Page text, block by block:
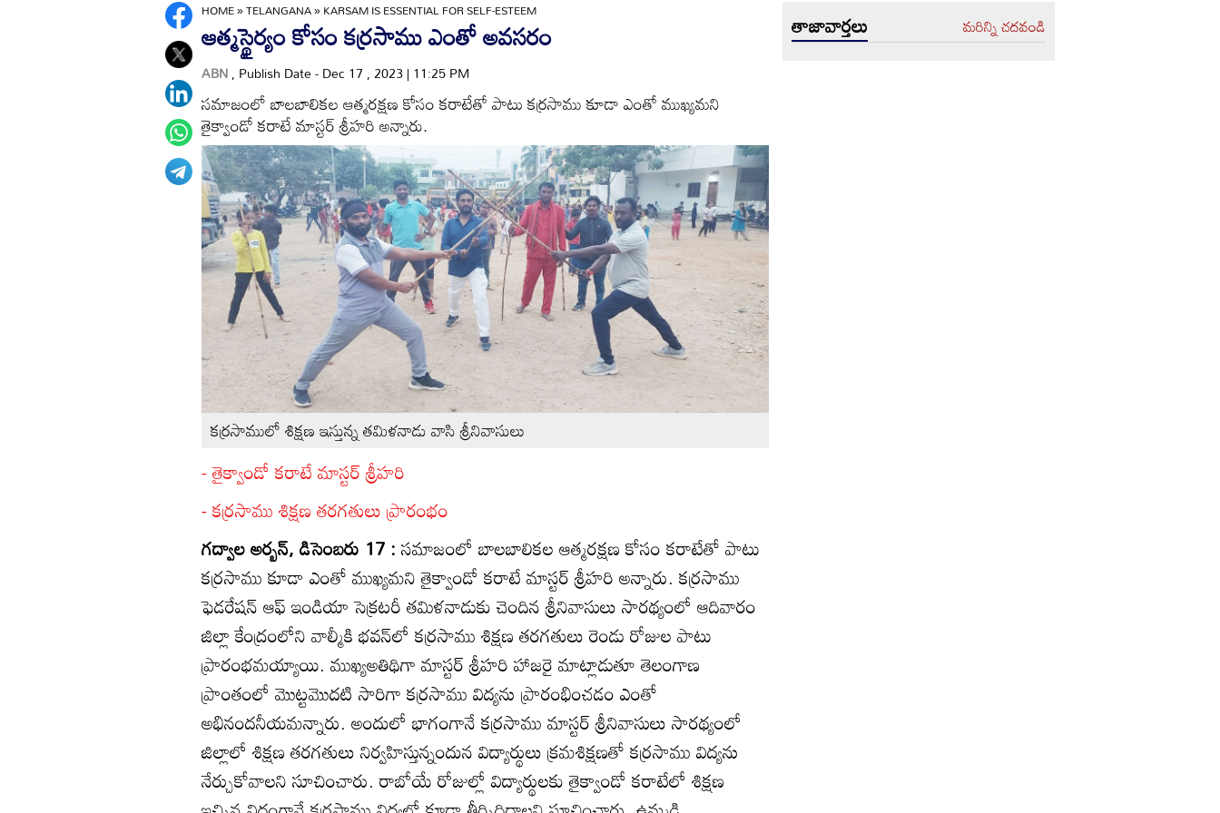
HOME»TELANGANA»KARSAM IS ESSENTIAL FOR SELF-ESTEEM
ఆత్మస్థైర్యం కోసం కర్రసాము ఎంతో అవసరం
ABN, Publish Date - Dec 17 , 2023 | 11:25 PM
సమాజంలో బాలబాలికల ఆత్మరక్షణ కోసం కరాటేతో పాటు కర్రసాము కూడా ఎంతో ముఖ్యమని
తైక్వాండో కరాటే మాస్టర్‌ శ్రీహరి అన్నారు.
కర్రసాములో శిక్షణ ఇస్తున్న తమిళనాడు వాసి శ్రీనివాసులు
- తైక్వాండో కరాటే మాస్టర్‌ శ్రీహరి
- కర్రసాము శిక్షణ తరగతులు ప్రారంభం
గద్వాల అర్బన్‌, డిసెంబరు 17 :సమాజంలో బాలబాలికల ఆత్మరక్షణ కోసం కరాటేతో పాటు
కర్రసాము కూడా ఎంతో ముఖ్యమని తైక్వాండో కరాటే మాస్టర్‌ శ్రీహరి అన్నారు. కర్రసాము
ఫెడరేషన్‌ ఆఫ్‌ ఇండియా సెక్రటరీ తమిళనాడుకు చెందిన శ్రీనివాసులు సారథ్యంలో ఆదివారం
జిల్లా కేంద్రంలోని వాల్మీకి భవన్‌లో కర్రసాము శిక్షణ తరగతులు రెండు రోజుల పాటు
ప్రారంభమయ్యాయి. ముఖ్యఅతిథిగా మాస్టర్‌ శ్రీహరి హాజరై మాట్లాడుతూ తెలంగాణ
ప్రాంతంలో మొట్టమొదటి సారిగా కర్రసాము విద్యను ప్రారంభించడం ఎంతో
అభినందనీయమన్నారు. అందులో భాగంగానే కర్రసాము మాస్టర్‌ శ్రీనివాసులు సారథ్యంలో
జిల్లాలో శిక్షణ తరగతులు నిర్వహిస్తున్నందున విద్యార్థులు క్రమశిక్షణతో కర్రసాము విద్యను
నేర్చుకోవాలని సూచించారు. రాబోయే రోజుల్లో విద్యార్థులకు తైక్వాండో కరాటేలో శిక్షణ
తాజావార్తలు మరిన్ని చదవండి